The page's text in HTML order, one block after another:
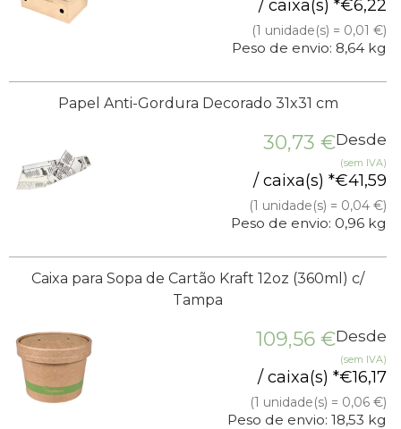
6,22
€
/ caixa(s) *
(1 unidade(s) = 0,01 €)
Peso de envio: 8,64 kg
Papel Anti-Gordura Decorado 31x31 cm
Desde
30,73 €
(sem IVA)
41,59
€
/ caixa(s) *
(1 unidade(s) = 0,04 €)
Peso de envio: 0,96 kg
Caixa para Sopa de Cartão Kraft 12oz (360ml) c/
Tampa
Desde
109,56 €
(sem IVA)
16,17
€
/ caixa(s) *
(1 unidade(s) = 0,06 €)
Peso de envio: 18,53 kg